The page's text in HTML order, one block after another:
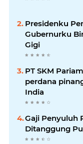
Presidenku
Gubernurku
Gigi
PT SKM
perdana
India
Gaji Penyuluh
Ditanggung